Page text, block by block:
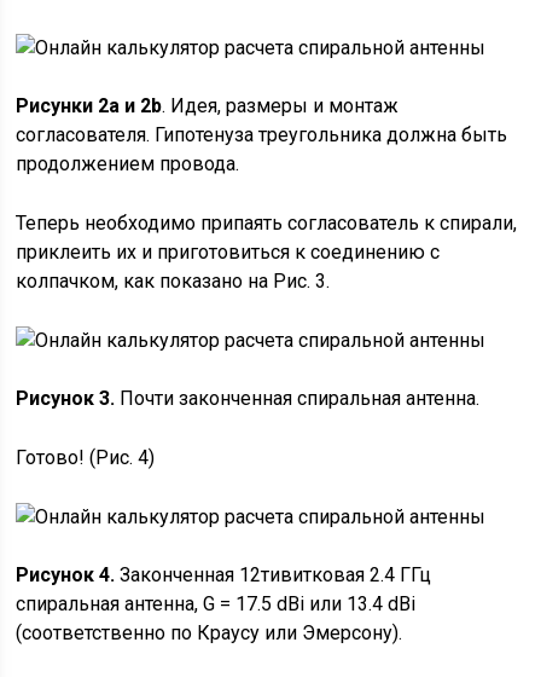
Рисунки 2a и 2b. Идея, размеры и монтаж
согласователя. Гипотенуза треугольника должна быть
продолжением провода.
Теперь необходимо припаять согласователь к спирали,
приклеить их и приготовиться к соединению с
колпачком, как показано на Рис. 3.
Рисунок 3. Почти законченная спиральная антенна.
Готово! (Рис. 4)
Рисунок 4. Законченная 12тивитковая 2.4 ГГц
спиральная антенна, G = 17.5 dBi или 13.4 dBi
(соответственно по Краусу или Эмерсону).